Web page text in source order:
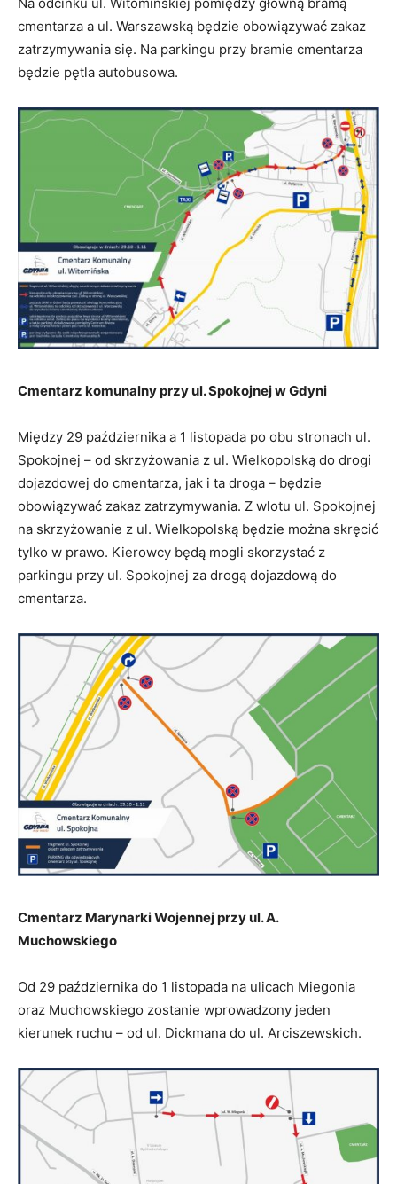
cmentarza a ul. Warszawską będzie obowiązywać zakaz
zatrzymywania się. Na parkingu przy bramie cmentarza
będzie pętla autobusowa.
Cmentarz komunalny przy ul. Spokojnej w Gdyni
Między 29 października a 1 listopada po obu stronach ul.
Spokojnej – od skrzyżowania z ul. Wielkopolską do drogi
dojazdowej do cmentarza, jak i ta droga – będzie
obowiązywać zakaz zatrzymywania. Z wlotu ul. Spokojnej
na skrzyżowanie z ul. Wielkopolską będzie można skręcić
tylko w prawo. Kierowcy będą mogli skorzystać z
parkingu przy ul. Spokojnej za drogą dojazdową do
cmentarza.
Cmentarz Marynarki Wojennej przy ul. A.
Muchowskiego
Od 29 października do 1 listopada na ulicach Miegonia
oraz Muchowskiego zostanie wprowadzony jeden
kierunek ruchu – od ul. Dickmana do ul. Arciszewskich.